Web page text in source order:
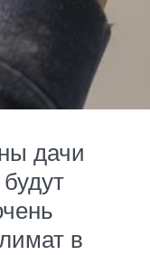
дачи
в